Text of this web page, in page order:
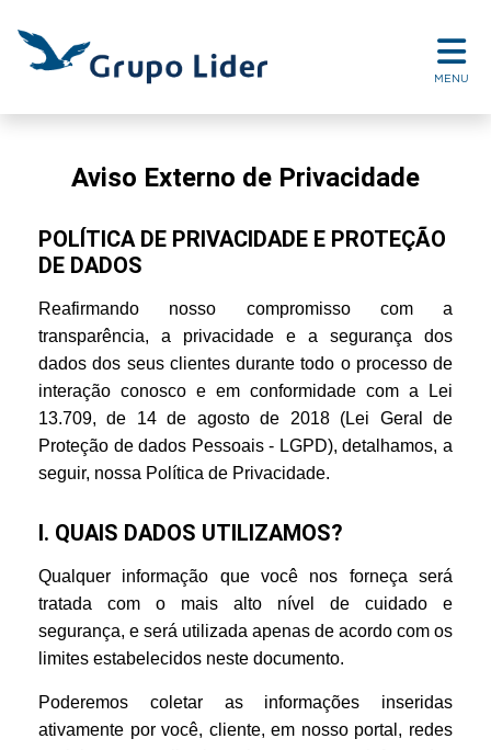
MENU
Aviso Externo de Privacidade
POLÍTICA DE PRIVACIDADE E PROTEÇÃO
DE DADOS
Reafirmando nosso compromisso com a
transparência, a privacidade e a segurança dos
dados dos seus clientes durante todo o processo de
interação conosco e em conformidade com a Lei
13.709, de 14 de agosto de 2018 (Lei Geral de
Proteção de dados Pessoais - LGPD), detalhamos, a
seguir, nossa Política de Privacidade.
I. QUAIS DADOS UTILIZAMOS?
Qualquer informação que você nos forneça será
tratada com o mais alto nível de cuidado e
segurança, e será utilizada apenas de acordo com os
limites estabelecidos neste documento.
Poderemos coletar as informações inseridas
ativamente por você, cliente, em nosso portal, redes